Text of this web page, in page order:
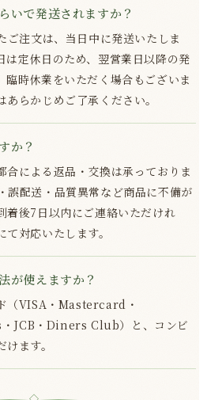
いで発送されますか？
ご注文は、当日中に発送いたしま
は定休日のため、翌営業日以降の発
臨時休業をいただく場合もございま
らかじめご了承ください。
か？
合による返品・交換は承っておりま
誤配送・品質異常など商品に不備が
着後7日以内にご連絡いただけれ
対応いたします。
が使えますか？
（VISA・Mastercard・
JCB・Diners Club）と、コンビ
ます。